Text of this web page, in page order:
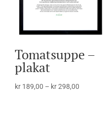
Tomatsuppe –
plakat
kr 189,00 – kr298,00